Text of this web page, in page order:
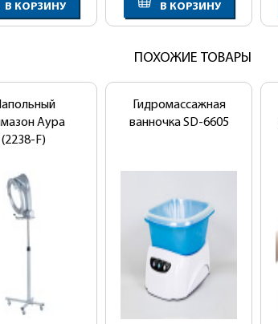
В КОРЗИНУ В КОРЗИНУ
ПОХОЖИЕ ТОВАРЫ
Аура
(2238-F)
Гидромассажная
ванночка SD-6605